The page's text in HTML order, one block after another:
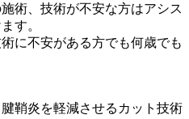
術、技術が不安な方はアシス
す。
に不安がある方でも何歳でも
鞘炎を軽減させるカット技術